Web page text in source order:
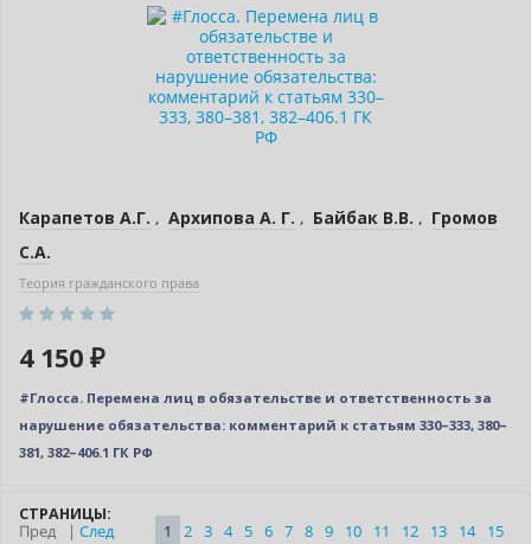
Карапетов А.Г. , Архипова А. Г. , Байбак В.В. , Громов
С.А.
Теория гражданского права
4 150 ₽
#Глосса. Перемена лиц в обязательстве и ответственность за
нарушение обязательства: комментарий к статьям 330–333, 380–
381, 382–406.1 ГК РФ
СТРАНИЦЫ:
Пред
| След 1 2 3 4 5 6 7 8 9 10 11 12 13 14
15